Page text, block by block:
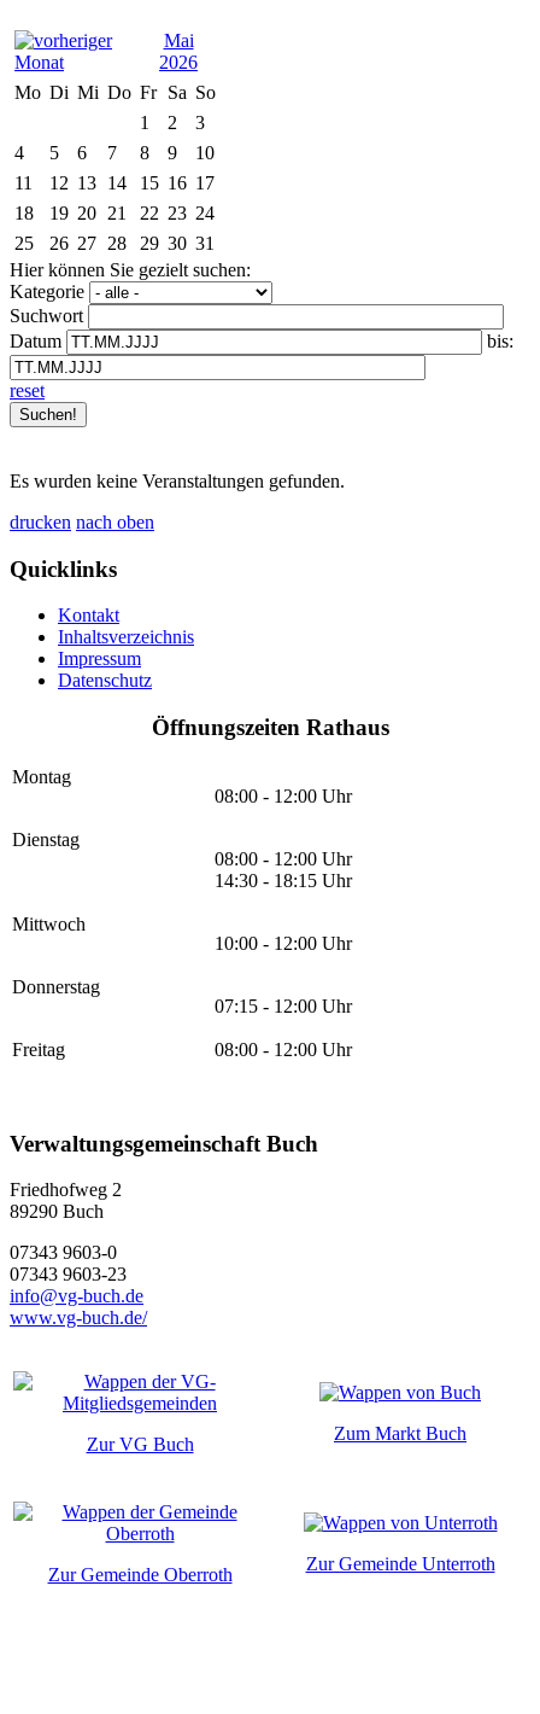
Mai
2026
Mo Di Mi Do Fr Sa So
1
2
3
4
5 6 7 8 9
10
11
12 13 14 15 16 17
18
19 20 21 22 23 24
25
26 27 28 29 30 31
Hier können Sie gezielt suchen:
Kategorie
Suchwort
Datum
bis:
reset
Es wurden keine Veranstaltungen gefunden.
drucken nach oben
Quicklinks
Kontakt
Inhaltsverzeichnis
Impressum
Datenschutz
Öffnungszeiten Rathaus
Montag
08:00 - 12:00 Uhr
Dienstag
08:00 - 12:00 Uhr
14:30 - 18:15 Uhr
Mittwoch
10:00 - 12:00 Uhr
Donnerstag
07:15 - 12:00 Uhr
Freitag 08:00 - 12:00 Uhr
Verwaltungsgemeinschaft Buch
Friedhofweg 2
89290 Buch
07343 9603-0
07343 9603-23
info@vg-buch.de
www.vg-buch.de/
Zur VG Buch
Zum Markt Buch
Zur Gemeinde Oberroth
Zur Gemeinde Unterroth